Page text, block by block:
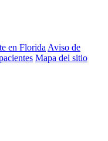
en Florida Aviso de
Mapa del sitio